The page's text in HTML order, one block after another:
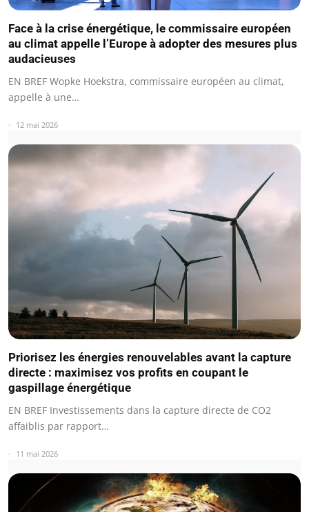
Face à la crise énergétique, le commissaire européen
au climat appelle l’Europe à adopter des mesures plus
audacieuses
EN BREF Wopke Hoekstra, commissaire européen au climat,
appelle à une…
12 mai 2026
Priorisez les énergies renouvelables avant la capture
directe : maximisez vos profits en coupant le
gaspillage énergétique
EN BREF Investissements dans la capture directe de CO2
affaiblis par rapport…
11 mai 2026